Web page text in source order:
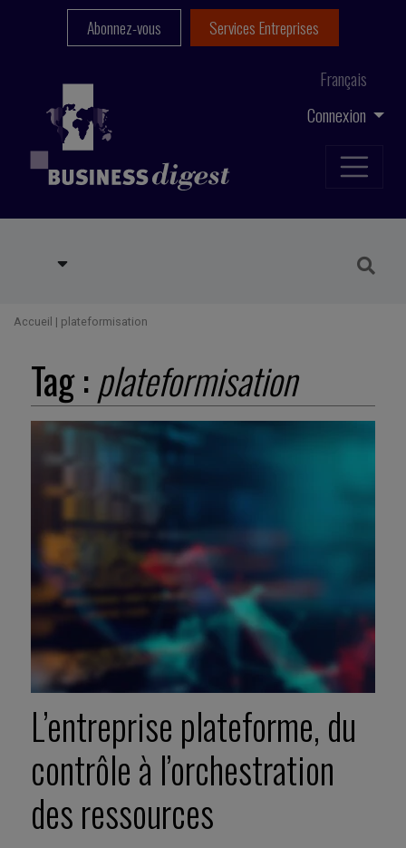
Connexion
Français
Abonnez-vous Services Entreprises
Accueil | plateformisation
Tag :plateformisation
L’entreprise plateforme, du
contrôle à l’orchestration
des ressources